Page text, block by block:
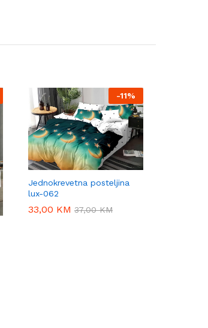
-11%
Jednokrevetna posteljina
lux-062
33,00 KM 37,00KM
33,00 KM 37,00KM